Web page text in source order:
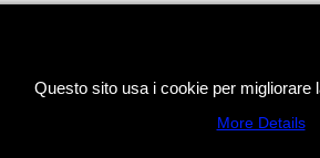
Questo sito usa i cookie per migliorare
More Details